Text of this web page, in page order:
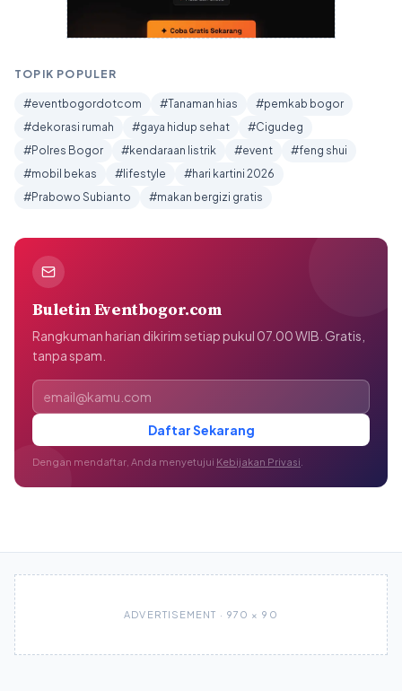
TOPIK POPULER
#eventbogordotcom #Tanaman hias
#pemkab bogor
#dekorasi rumah
#gaya hidup sehat
#Cigudeg
#Polres Bogor
#kendaraan listrik #event
#feng shui
#mobil bekas
#lifestyle
#hari kartini 2026
#Prabowo Subianto
#makan bergizi gratis
Buletin Eventbogor.com
Rangkuman harian dikirim setiap pukul 07.00 WIB. Gratis,
tanpa spam.
Alamat email
Daftar Sekarang
Dengan mendaftar, Anda menyetujui Kebijakan Privasi
ADVERTISEMENT · 970 × 90